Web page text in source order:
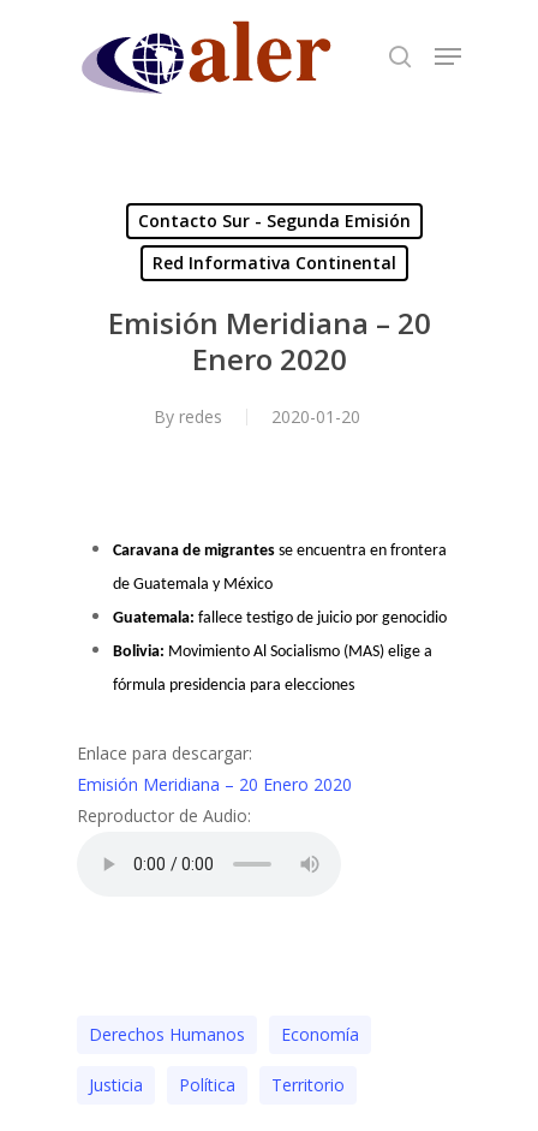
Contacto Sur - Segunda Emisión
Red Informativa Continental
Emisión Meridiana – 20
Enero 2020
By redes 2020-01-20
Caravana de migrantes se encuentra en frontera
de Guatemala y México
Guatemala: fallece testigo de juicio por genocidio
Bolivia: Movimiento Al Socialismo (MAS) elige a
fórmula presidencia para elecciones
Enlace para descargar:
Emisión Meridiana – 20 Enero 2020
Reproductor de Audio:
Derechos Humanos Economía
Justicia Polí­tica Territorio